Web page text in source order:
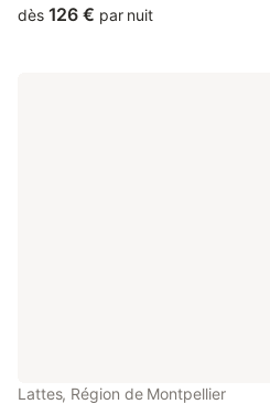
offers a private pool, free WiFi and
dès 126 € par nuit
Lattes, Région de Montpellier